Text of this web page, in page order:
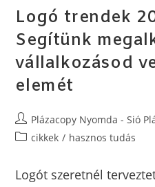
Logó trendek
Segítünk
vállalkozásod
elemét
Plázacopy Nyomda - Sió
cikkek / hasznos tudás
Logót szeretnél